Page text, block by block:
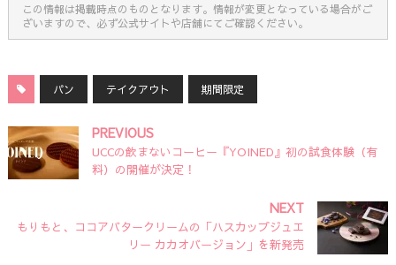
この情報は掲載時点のものとなります。情報が変更となっている場合がご
ざいますので、必ず公式サイトや店舗にてご確認ください。
パン テイクアウト 期間限定
PREVIOUS
UCCの飲まないコーヒー『YOINED』初の試食体験（有
料）の開催が決定！
NEXT
もりもと、ココアバタークリームの「ハスカップジュエ
リー カカオバージョン」を新発売